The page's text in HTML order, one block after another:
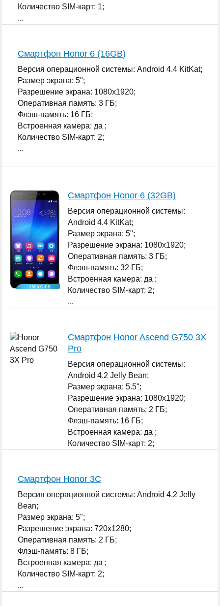
Количество SIM-карт: 1;
...
Смартфон Honor 6 (16GB)
Версия операционной системы: Android 4.4 KitKat;
Размер экрана: 5";
Разрешение экрана: 1080x1920;
Оперативная память: 3 ГБ;
Флэш-память: 16 ГБ;
Встроенная камера: да ;
Количество SIM-карт: 2;
...
Смартфон Honor 6 (32GB)
Версия операционной системы:
Android 4.4 KitKat;
Размер экрана: 5";
Разрешение экрана: 1080x1920;
Оперативная память: 3 ГБ;
Флэш-память: 32 ГБ;
Встроенная камера: да ;
Количество SIM-карт: 2;
...
Смартфон Honor Ascend G750 3X
Pro
Версия операционной системы:
Android 4.2 Jelly Bean;
Размер экрана: 5.5";
Разрешение экрана: 1080x1920;
Оперативная память: 2 ГБ;
Флэш-память: 16 ГБ;
Встроенная камера: да ;
Количество SIM-карт: 2;
Смартфон Honor 3C
Версия операционной системы: Android 4.2 Jelly
Bean;
Размер экрана: 5";
Разрешение экрана: 720x1280;
Оперативная память: 2 ГБ;
Флэш-память: 8 ГБ;
Встроенная камера: да ;
Количество SIM-карт: 2;
...